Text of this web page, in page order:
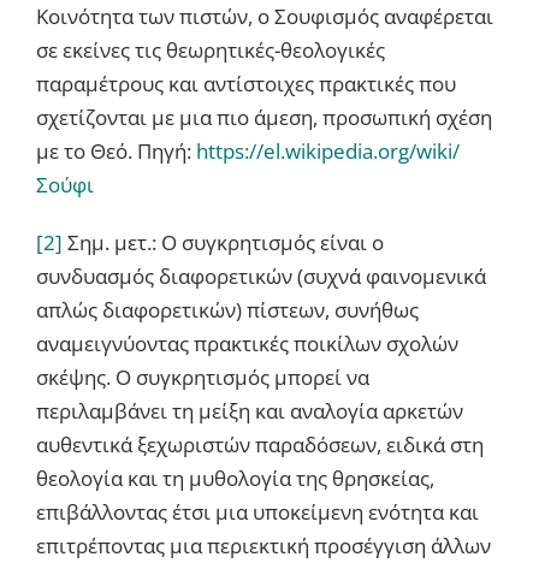
Κοινότητα των πιστών, ο Σουφισμός αναφέρεται
σε εκείνες τις θεωρητικές-θεολογικές
παραμέτρους και αντίστοιχες πρακτικές που
σχετίζονται με μια πιο άμεση, προσωπική σχέση
με το Θεό. Πηγή: https://el.wikipedia.org/wiki/
Σούφι
[2] Σημ. μετ.: Ο συγκρητισμός είναι ο
συνδυασμός διαφορετικών (συχνά φαινομενικά
απλώς διαφορετικών) πίστεων, συνήθως
αναμειγνύοντας πρακτικές ποικίλων σχολών
σκέψης. Ο συγκρητισμός μπορεί να
περιλαμβάνει τη μείξη και αναλογία αρκετών
αυθεντικά ξεχωριστών παραδόσεων, ειδικά στη
θεολογία και τη μυθολογία της θρησκείας,
επιβάλλοντας έτσι μια υποκείμενη ενότητα και
επιτρέποντας μια περιεκτική προσέγγιση άλλων